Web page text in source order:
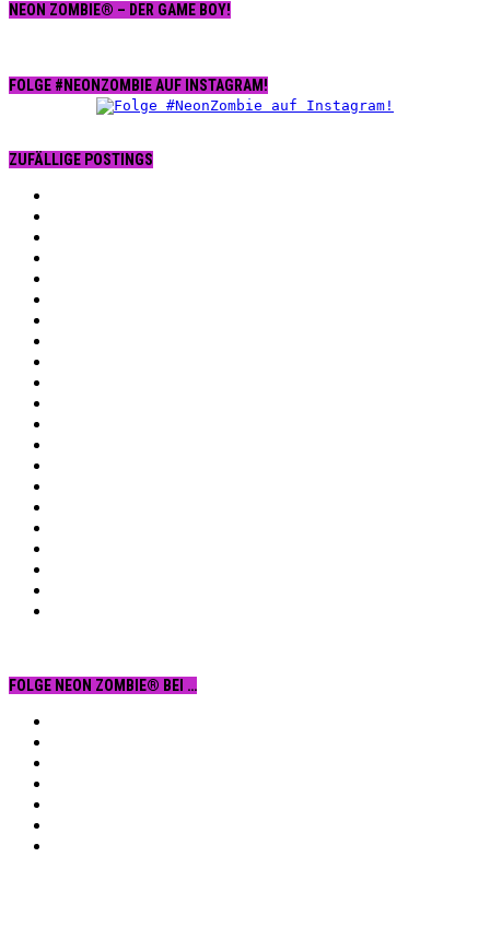
NEON ZOMBIE® – DER GAME BOY!
FOLGE #NEONZOMBIE AUF INSTAGRAM!
ZUFÄLLIGE POSTINGS
FOLGE NEON ZOMBIE® BEI …